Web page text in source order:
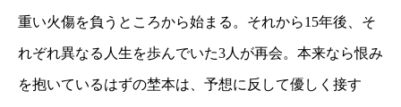
重い火傷を負うところから始まる。それから15年後、そ
れぞれ異なる人生を歩んでいた3人が再会。本来なら恨み
を抱いているはずの埜本は、予想に反して優しく接す